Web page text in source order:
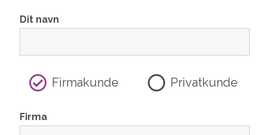
Dit navn
Firmakunde Privatkunde
Firma